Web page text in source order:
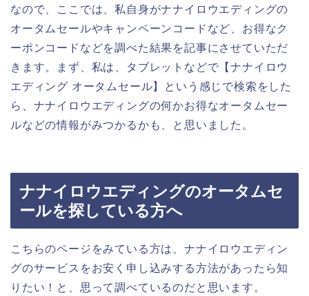
なので、ここでは、私自身がナナイロウエディングの
オータムセールやキャンペーンコードなど、お得なク
ーポンコードなどを調べた結果を記事にさせていただ
きます。まず、私は、タブレットなどで【ナナイロウ
エディング オータムセール】という感じで検索をした
ら、ナナイロウエディングの何かお得なオータムセー
ルなどの情報がみつかるかも、と思いました。
ナナイロウエディングのオータムセ
ールを探している方へ
こちらのページをみている方は、ナナイロウエディン
グのサービスをお安く申し込みする方法があったら知
りたい！と、思って調べているのだと思います。